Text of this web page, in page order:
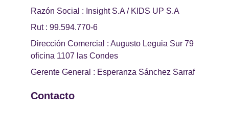
Contacto
Razón Social : Insight S.A / KIDS UP S.A
Rut : 99.594.770-6
Dirección Comercial : Augusto Leguia Sur 79
oficina 1107 las Condes
Gerente General : Esperanza Sánchez Sarraf